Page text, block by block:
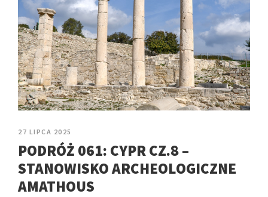
27 LIPCA 2025
PODRÓŻ 061: CYPR CZ.8 –
STANOWISKO ARCHEOLOGICZNE
AMATHOUS